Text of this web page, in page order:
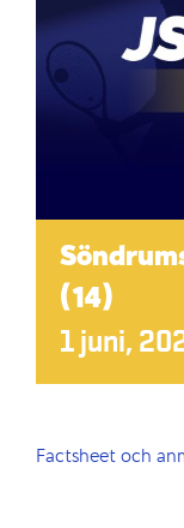
(14)
1 juni,
Factsheet och